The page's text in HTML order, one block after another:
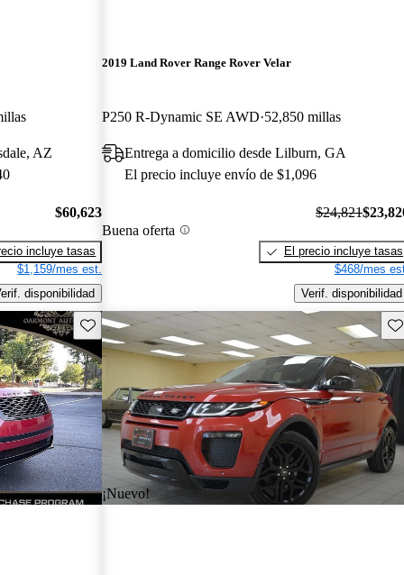
AZ
$60,623
incluye tasas
$1,159/mes est.
disponibilidad
2019 Land Rover Range Rover Velar
P250 R-Dynamic SE AWD 52,850 millas
Entrega a domicilio desde Lilburn, GA
El precio incluye envío de $1,096
Buena oferta
$24,821
El precio incluye tasas
$468/mes
Verif. disponibilidad
Guarda este Aviso
¡Nuevo!